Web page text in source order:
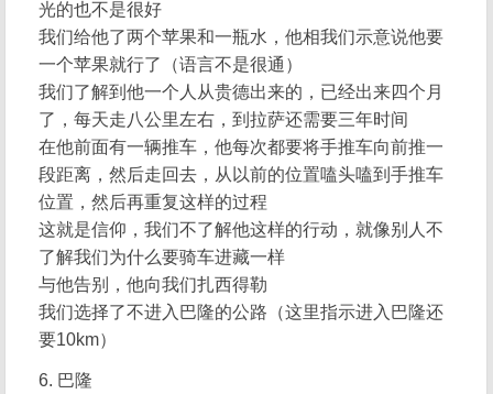
光的也不是很好
我们给他了两个苹果和一瓶水，他相我们示意说他要
一个苹果就行了（语言不是很通）
我们了解到他一个人从贵德出来的，已经出来四个月
了，每天走八公里左右，到拉萨还需要三年时间
在他前面有一辆推车，他每次都要将手推车向前推一
段距离，然后走回去，从以前的位置嗑头嗑到手推车
位置，然后再重复这样的过程
这就是信仰，我们不了解他这样的行动，就像别人不
了解我们为什么要骑车进藏一样
与他告别，他向我们扎西得勒
我们选择了不进入巴隆的公路（这里指示进入巴隆还
要10km）
6. 巴隆